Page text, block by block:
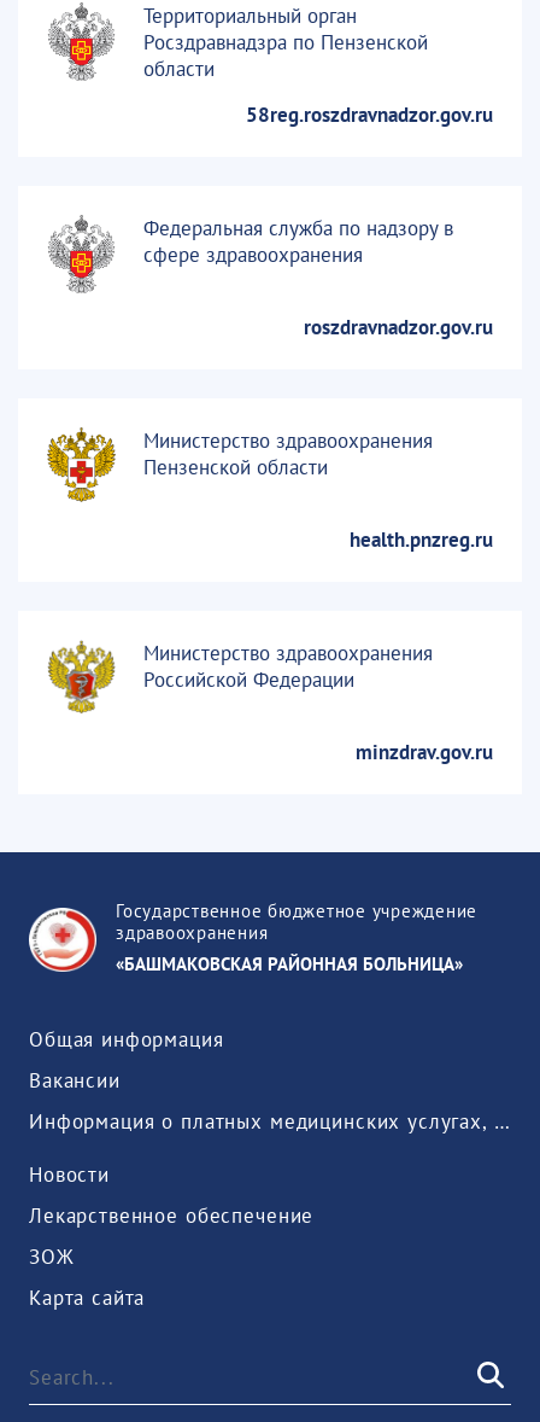
Территориальный орган
Росздравнадзра по Пензенской
области
58reg.roszdravnadzor.gov.ru
Федеральная служба по надзору в
сфере здравоохранения
roszdravnadzor.gov.ru
Министерство здравоохранения
Пензенской области
health.pnzreg.ru
Министерство здравоохранения
Российской Федерации
minzdrav.gov.ru
Государственное бюджетное учреждение
здравоохранения
«БАШМАКОВСКАЯ РАЙОННАЯ БОЛЬНИЦА»
Общая информация
Вакансии
Информация о платных медицинских услугах, предоставляемых медицинской организацией
Новости
Лекарственное обеспечение
ЗОЖ
Карта сайта